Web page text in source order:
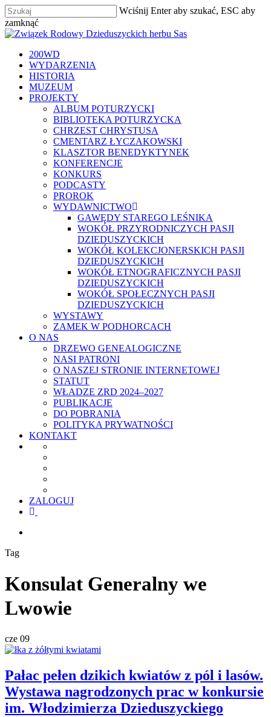
Skip
to
main
Wciśnij Enter aby szukać, ESC aby
zamknąć
Zamknij
szukaj
Menu
200WD
WYDARZENIA
HISTORIA
MUZEUM
PROJEKTY
ALBUM POTURZYCKI
BIBLIOTEKA POTURZYCKA
CHRZEST CHRYSTUSA
CMENTARZ ŁYCZAKOWSKI
KLASZTOR BENEDYKTYNEK
KONFERENCJE
KONKURS
PODCASTY
PROROK
WYDAWNICTWO
GAWĘDY STAREGO LEŚNIKA
WOKÓŁ PRZYRODNICZYCH PASJI
DZIEDUSZYCKICH
WOKÓŁ KOLEKCJONERSKICH PASJI
DZIEDUSZYCKICH
WOKÓŁ ETNOGRAFICZNYCH PASJI
DZIEDUSZYCKICH
WOKÓŁ SPOŁECZNYCH PASJI
DZIEDUSZYCKICH
WYSTAWY
ZAMEK W PODHORCACH
O NAS
DRZEWO GENEALOGICZNE
NASI PATRONI
O NASZEJ STRONIE INTERNETOWEJ
STATUT
WŁADZE ZRD 2024–2027
PUBLIKACJE
DO POBRANIA
POLITYKA PRYWATNOŚCI
KONTAKT
ZALOGUJ
facebook
Tag
Konsulat Generalny we
Lwowie
cze 09
Pałac pełen dzikich kwiatów z pól i lasów.
Wystawa nagrodzonych prac w konkursie
im. Włodzimierza Dzieduszyckiego